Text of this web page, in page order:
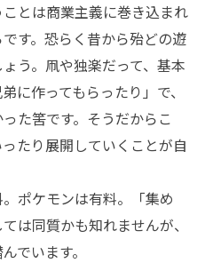
とは商業主義に巻き込まれ
す。恐らく昔から殆どの遊
う。凧や独楽だって、基本
に作ってもらったり」で、
た筈です。そうだからこ
たり展開していくことが自
ポケモンは有料。「集め
は同質かも知れませんが、
でいます。